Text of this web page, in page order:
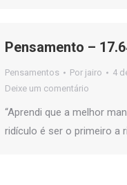
Pensamento –
Pensamentos Por jairo
4
Deixe um comentário
“Aprendi que a melhor
ridículo é ser o primeiro a